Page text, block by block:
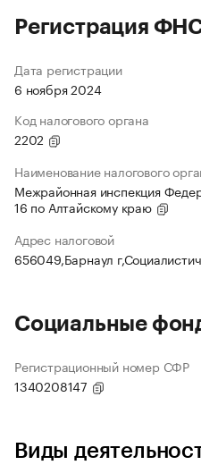
Регистрация
Дата регистрации
6 ноября 2024
Код налогового органа
2202
Наименование налогового
Межрайонная инспекция
16 по Алтайскому краю
Адрес налоговой
656049,Барнаул
Социальные
Регистрационный номер СФР
1340208147
Виды